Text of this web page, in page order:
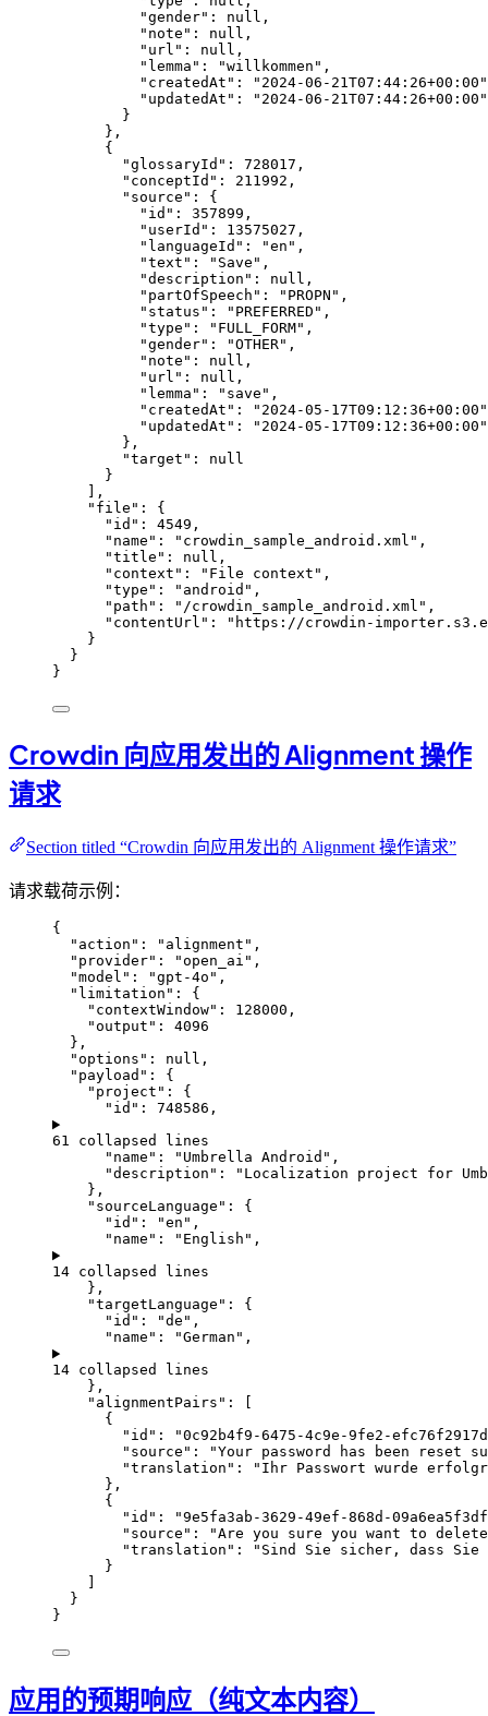
"gender" : null ,
"note" : null ,
"url" : null ,
"lemma" : "willkommen " ,
"createdAt" : " 2024-06-21T07:44:26+00:00 "
"updatedAt" : " 2024-06-21T07:44:26+00:00 "
}
},
{
"glossaryId" : 728017 ,
"conceptId" : 211992 ,
"source" : {
"id" : 357899 ,
"userId" : 13575027 ,
"languageId" : "en " ,
"text" : " Save " ,
"description" : null ,
"partOfSpeech" : " PROPN " ,
"status" : " PREFERRED " ,
"type" : " FULL_FORM" ,
"gender" : "OTHER" ,
"note" : null ,
"url" : null ,
"lemma" : " save " ,
"createdAt" : " 2024-05-17T09:12:36+00:00 "
"updatedAt" : " 2024-05-17T09:12:36+00:00 "
},
"target" : null
}
],
"file" : {
"id" : 4549 ,
"name" : " crowdin_sample_android.xml " ,
"title" : null ,
"context" : " File context " ,
"type" : " android " ,
"path" : " /crowdin_sample_android.xml " ,
"contentUrl" : " https://crowdin-importer.s3.eu-
}
}
}
Crowdin 向应用发出的 Alignment 操作
请求
Section titled “Crowdin 向应用发出的 Alignment 操作请求”
请求载荷示例：
{
"action" : " alignment " ,
"provider" : "open_ai " ,
"model" : "gpt-4o " ,
"limitation" : {
"contextWindow" : 128000 ,
"output" : 4096
},
"options" : null ,
"payload" : {
"project" : {
"id" : 748586 ,
61 collapsed lines
"name" : " Umbrella Android " ,
"description" : " Localization project for
},
"sourceLanguage" : {
"id" : "en " ,
"name" : " English " ,
14 collapsed lines
},
"targetLanguage" : {
"id" : "de " ,
"name" : "German " ,
14 collapsed lines
},
"alignmentPairs" : [
{
"id" : "0c92b4f9-6475-4c9e-9fe2-
"source" : "Your password has been reset
"translation" : " Ihr Passwort wurde
},
{
"id" : "9e5fa3ab-3629-49ef-868d-
"source" : "Are you sure you want to
"translation" : " Sind Sie sicher, dass Sie
}
}
}
应用的预期响应（纯文本内容）